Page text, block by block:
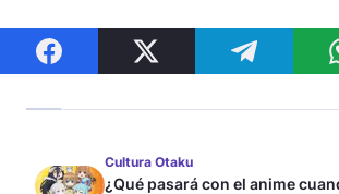
Cultura Otaku
¿Qué pasará con el anime